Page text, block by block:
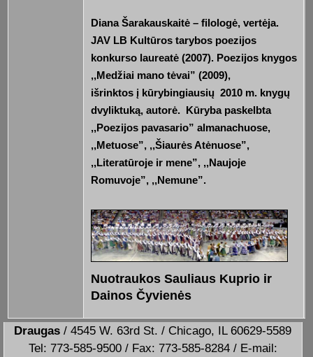
Diana Šarakauskaitė – filologė, vertėja.
JAV LB Kultūros tarybos poezijos
konkurso laureatė (2007). Poezijos knygos
,,Medžiai mano tėvai” (2009),
išrinktos į kūrybingiausių 2010 m. knygų
dvyliktuką, autorė. Kūryba paskelbta
,,Poezijos pavasario” almanachuose,
,,Metuose”, ,,Šiaurės Atėnuose”,
,,Literatūroje ir mene”, ,,Naujoje
Romuvoje”, ,,Nemune”.
Nuotraukos Sauliaus Kuprio ir
Dainos Čyvienės
Draugas / 4545 W. 63rd St. / Chicago, IL 60629-5589
Tel: 773-585-9500 / Fax: 773-585-8284 / E-mail: